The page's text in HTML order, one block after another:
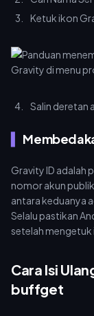
Ketuk ikon
Salin deretan
Gravity ID adalah
nomor akun
antara keduanya
Selalu pastikan
setelah mengetuk
Cara Isi
buffget